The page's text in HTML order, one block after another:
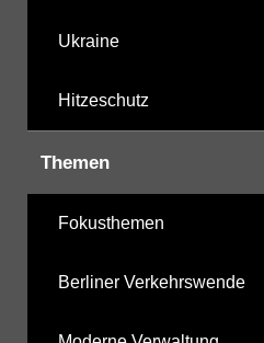
Ukraine
Hitzeschutz
Themen
Fokusthemen
Berliner Verkehrswende